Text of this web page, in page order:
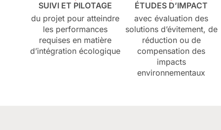
SUIVI ET PILOTAGE
du projet pour atteindre
les performances
requises en matière
d’intégration écologique
ÉTUDES D’IMPACT
avec évaluation des
solutions d’évitement, de
réduction ou de
compensation des
impacts
environnementaux